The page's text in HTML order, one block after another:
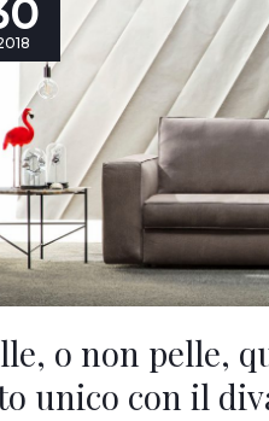
o non pelle,
unico con il